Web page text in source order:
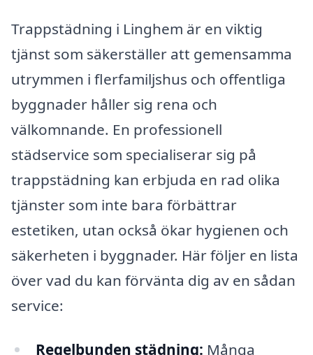
Trappstädning i Linghem är en viktig
tjänst som säkerställer att gemensamma
utrymmen i flerfamiljshus och offentliga
byggnader håller sig rena och
välkomnande. En professionell
städservice som specialiserar sig på
trappstädning kan erbjuda en rad olika
tjänster som inte bara förbättrar
estetiken, utan också ökar hygienen och
säkerheten i byggnader. Här följer en lista
över vad du kan förvänta dig av en sådan
service:
Regelbunden städning: Många